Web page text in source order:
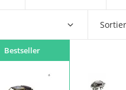
Bestseller